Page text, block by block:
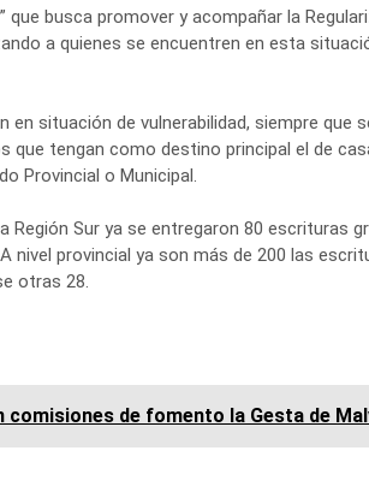
que busca promover y acompañar la
a quienes se encuentren en esta
situación de vulnerabilidad, siempre que
que tengan como destino principal el de
Provincial o Municipal.
Región Sur ya se entregaron 80 escrituras
nivel provincial ya son más de 200 las
otras 28.
comisiones de fomento la Gesta de